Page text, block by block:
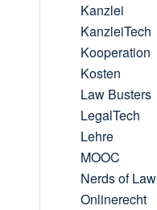
Kanzlei
KanzleiTech
Kooperation
Kosten
Law Busters
LegalTech
Lehre
MOOC
Nerds of Law
Onlinerecht